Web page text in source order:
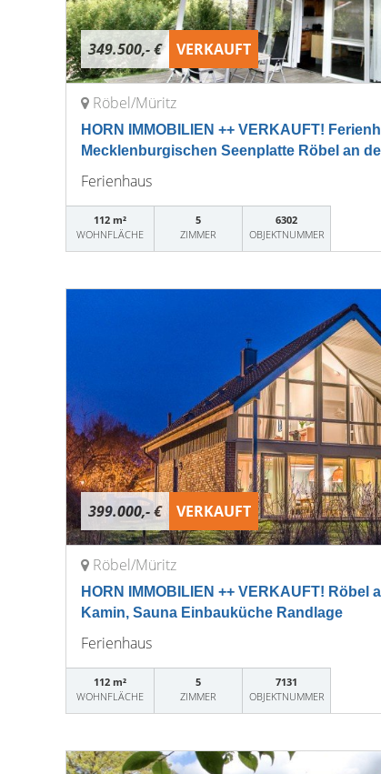
349.500,- € VERKAUFT
Röbel/Müritz
HORN IMMOBILIEN ++ VERKAUFT!
Mecklenburgischen Seenplatte Röbel an
Ferienhaus
112 m²
WOHNFLÄCHE
5
ZIMMER
6302
OBJEKTNUMMER
399.000,- € VERKAUFT
Röbel/Müritz
HORN IMMOBILIEN ++ VERKAUFT! Röbel
Kamin, Sauna Einbauküche Randlage
Ferienhaus
112 m²
WOHNFLÄCHE
5
ZIMMER
7131
OBJEKTNUMMER